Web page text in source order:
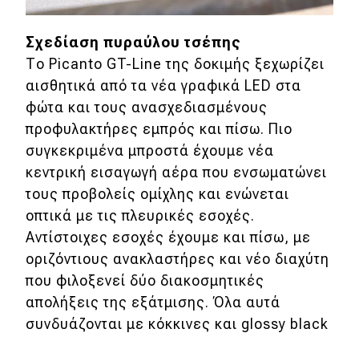
Νέα
Παρουσιάσεις
DRIVE Away
MOTO
Μεταχειρισμένο
Οδηγός αγοράς
Συμβουλές
Χρηστικά
Σχεδίαση πυραύλου τσέπης
Το Picanto GT-Line της δοκιμής ξεχωρίζει
αισθητικά από τα νέα γραφικά LED στα
φώτα και τους ανασχεδιασμένους
προφυλακτήρες εμπρός και πίσω. Πιο
συγκεκριμένα μπροστά έχουμε νέα
κεντρική εισαγωγή αέρα που ενσωματώνει
τους προβολείς ομίχλης και ενώνεται
οπτικά με τις πλευρικές εσοχές.
Αντίστοιχες εσοχές έχουμε και πίσω, με
οριζόντιους ανακλαστήρες και νέο διαχύτη
που φιλοξενεί δύο διακοσμητικές
απολήξεις της εξάτμισης. Όλα αυτά
συνδυάζονται με κόκκινες και glossy black